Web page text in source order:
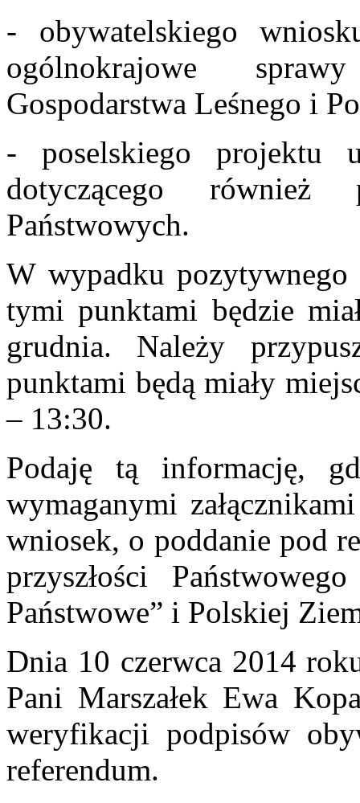
- obywatelskiego
ogólnokrajowe
Gospodarstwa Leśnego i
- poselskiego projektu
dotyczącego również
Państwowych.
W wypadku pozytywnego
tymi punktami będzie
grudnia. Należy
punktami będą miały
– 13:30.
Podaję tą informację,
wymaganymi
wniosek, o poddanie pod
przyszłości
Państwowe” i Polskiej
Dnia 10 czerwca 2014
Pani Marszałek Ewa
weryfikacji podpisów
referendum.